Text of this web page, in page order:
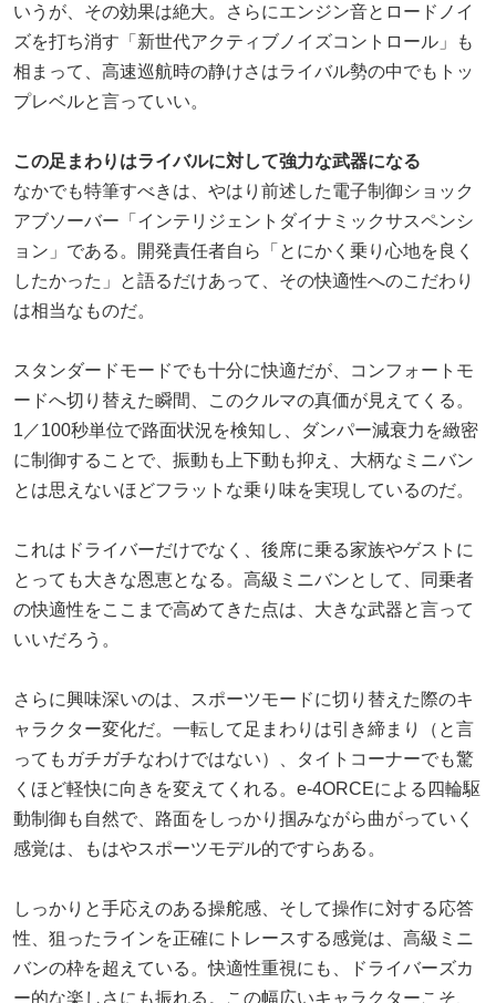
いうが、その効果は絶大。さらにエンジン音とロードノイ
ズを打ち消す「新世代アクティブノイズコントロール」も
相まって、高速巡航時の静けさはライバル勢の中でもトッ
プレベルと言っていい。
この足まわりはライバルに対して強力な武器になる
なかでも特筆すべきは、やはり前述した電子制御ショック
アブソーバー「インテリジェントダイナミックサスペンシ
ョン」である。開発責任者自ら「とにかく乗り心地を良く
したかった」と語るだけあって、その快適性へのこだわり
は相当なものだ。
スタンダードモードでも十分に快適だが、コンフォートモ
ードへ切り替えた瞬間、このクルマの真価が見えてくる。
1／100秒単位で路面状況を検知し、ダンパー減衰力を緻密
に制御することで、振動も上下動も抑え、大柄なミニバン
とは思えないほどフラットな乗り味を実現しているのだ。
これはドライバーだけでなく、後席に乗る家族やゲストに
とっても大きな恩恵となる。高級ミニバンとして、同乗者
の快適性をここまで高めてきた点は、大きな武器と言って
いいだろう。
さらに興味深いのは、スポーツモードに切り替えた際のキ
ャラクター変化だ。一転して足まわりは引き締まり（と言
ってもガチガチなわけではない）、タイトコーナーでも驚
くほど軽快に向きを変えてくれる。e-4ORCEによる四輪駆
動制御も自然で、路面をしっかり掴みながら曲がっていく
感覚は、もはやスポーツモデル的ですらある。
しっかりと手応えのある操舵感、そして操作に対する応答
性、狙ったラインを正確にトレースする感覚は、高級ミニ
バンの枠を超えている。快適性重視にも、ドライバーズカ
ー的な楽しさにも振れる。この幅広いキャラクターこそ、